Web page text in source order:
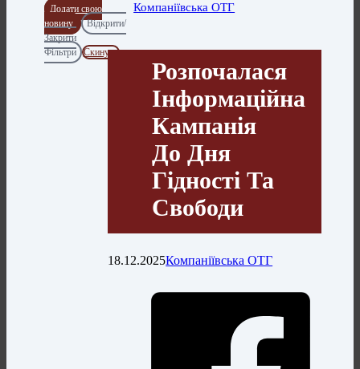
Додати свою
новину
Відкрити/
Закрити
Фільтри
Скинути
Компаніївська ОТГ
Розпочалася
Інформаційна
Кампанія
До Дня
Гідності Та
Свободи
18.12.2025Компаніївська ОТГ